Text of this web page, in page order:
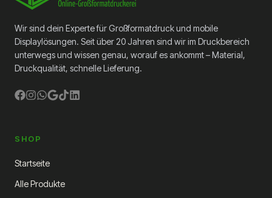
möchten, eben und trocken ist. Wenn die
klebt die 3M™ Scotchcal™ IJ20-114R Folie
nicht mehr. Mit unseren Signtools und
entfetter befestigen Sie diese selbstklebende
Folie noch schneller.
Wir sind dein Experte für Großformatdruck und mobile
Displaylösungen. Seit über 20 Jahren sind wir im Druckbereich
unterwegs und wissen genau, worauf es ankommt – Material,
Druckqualität, schnelle Lieferung.
SHOP
Startseite
Alle Produkte